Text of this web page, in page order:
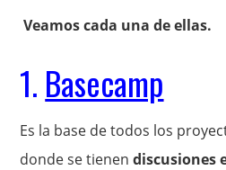
Veamos cada una de ellas.
1. Basecamp
Es la base de todos los
donde se tienendiscusiones